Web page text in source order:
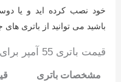
خود نصب کرده اید و یا
باشید می توانید از باتری
قیمت باتری 55 آمپر برای دوو سیلو:
مشخصات باتری